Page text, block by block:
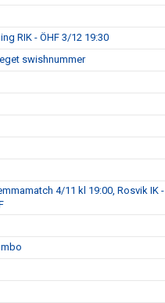
RIK - ÖHF 3/12 19:30
swishnummer
4/11 kl 19:00, Rosvik IK -